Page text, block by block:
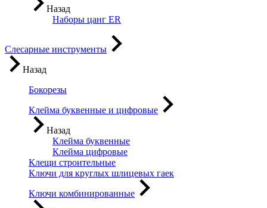
Назад
Наборы цанг ER
Слесарные инструменты
Назад
Бокорезы
Клейма буквенные и цифровые
Назад
Клейма буквенные
Клейма цифровые
Клещи строительные
Ключи для круглых шлицевых гаек
Ключи комбинированные